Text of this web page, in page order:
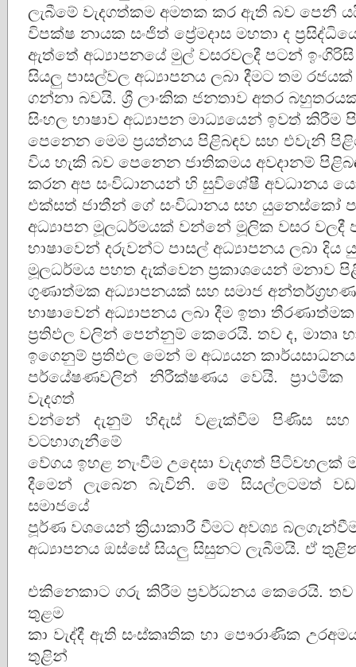
ලැබීමේ වැදගත්කම අමතක කර ඇති බව පෙනී
විපක්ෂ නායක සංජිත් ප්‍රේමදාස මහතා ද
ඇත්තේ අධ්‍යාපනයේ මුල් වසරවලදී පටන්
සියලු පාසල්වල අධ්‍යාපනය ලබා දීමට තම
ගන්නා බවයි. ශ්‍රී ලාංකික ජනතාව අතර
සිංහල භාෂාව අධ්‍යාපන මාධ්‍යයෙන් ඉවත් කිරීම
පෙනෙන මෙම ප්‍රයත්නය පිළිබඳව සහ එවැනි
විය හැකි බව පෙනෙන ජාතිකමය අවදානම්
කරන අප සංවිධානයන් හි සුවිශේෂී අවධානය
එක්සත් ජාතීන් ගේ සංවිධානය සහ යුනෙස්කෝ
අධ්‍යාපන මූලධර්මයක් වන්නේ මූලික වසර වලදී
භාෂාවෙන් දරුවන්ට පාසල් අධ්‍යාපනය ලබා දිය
මූලධර්මය පහත දැක්වෙන ප්‍රකාශයෙන් මනාව
ගුණාත්මක අධ්‍යාපනයක් සහ සමාජ
භාෂාවෙන් අධ්‍යාපනය ලබා දීම ඉතා
ප්‍රතිඵල වලින් පෙන්නුම් කෙරෙයි. තව ද, මාතෘ
ඉගෙනුම් ප්‍රතිඵල මෙන් ම අධ්‍යයන කාර්යසාධනය
පර්යේෂණවලින් නිරීක්ෂණය වෙයි. ප්‍රාථමික
වැදගත්
වන්නේ දැනුම් හිදැස් වළැක්වීම පිණිස සහ
වටහාගැනීමේ
වේගය ඉහළ නැංවීම උදෙසා වැදගත් පිටිවහලක්
දීමෙන් ලැබෙන බැවිනි. මේ සියල්ලටමත්
සමාජයේ
පූර්ණ වශයෙන් ක්‍රියාකාරී වීමට අවශ්‍ය
අධ්‍යාපනය ඔස්සේ සියලු සිසුනට ලැබීමයි. ඒ
එකිනෙකාට ගරු කිරීම ප්‍රවර්ධනය කෙරෙයි.
තුළම
කා වැද්දී ඇති සංස්කෘතික හා පෞරාණික
තුළින්